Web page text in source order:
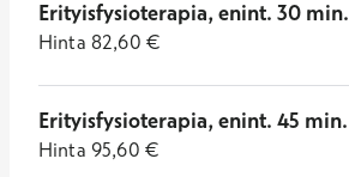
Erityisfysioterapia, enint. 30 min.
Hinta 82,60 €
Erityisfysioterapia, enint. 45 min.
Hinta 95,60 €